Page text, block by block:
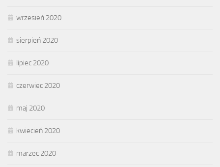
wrzesień 2020
sierpień 2020
lipiec 2020
czerwiec 2020
maj 2020
kwiecień 2020
marzec 2020